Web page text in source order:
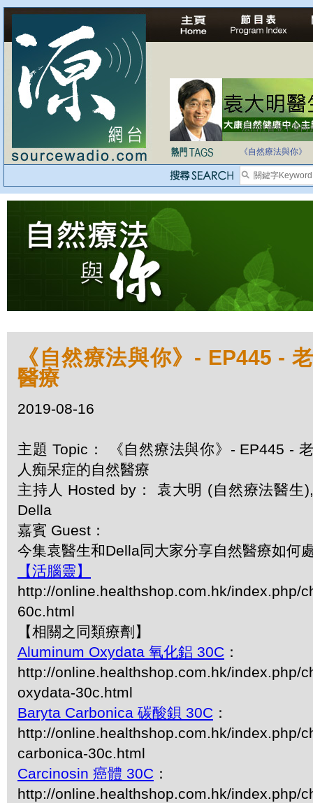
法治社會並不等同
《自然療法與你》
《自然療法與你》- EP445 -
醫療
2019-08-16
主題 Topic： 《自然療法與你》- EP445 - 老
人痴呆症的自然醫療
主持人 Hosted by： 袁大明 (自然療法醫生),
Della
嘉賓 Guest：
今集袁醫生和Della同大家分享自然醫療如何
【活腦靈】
http://online.healthshop.com.hk/index.php/
60c.html
【相關之同類療劑】
Aluminum Oxydata 氧化鋁 30C ：
http://online.healthshop.com.hk/index.php/
oxydata-30c.html
Baryta Carbonica 碳酸鋇 30C ：
http://online.healthshop.com.hk/index.php/
carbonica-30c.html
Carcinosin 癌體 30C ：
http://online.healthshop.com.hk/index.php/